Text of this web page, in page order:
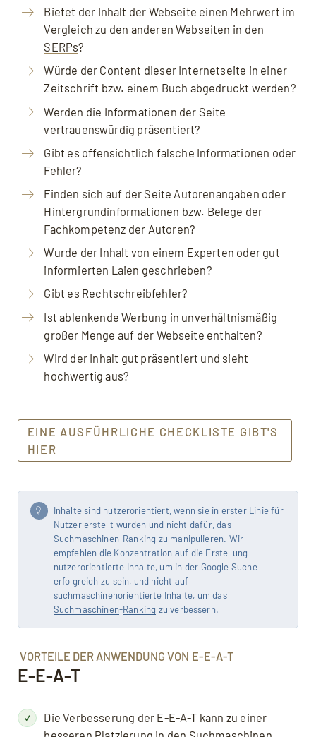
Bietet der Inhalt der Webseite einen Mehrwert im
Vergleich zu den anderen Webseiten in den
SERPs?
Würde der Content dieser Internetseite in einer
Zeitschrift bzw. einem Buch abgedruckt werden?
Werden die Informationen der Seite
vertrauenswürdig präsentiert?
Gibt es offensichtlich falsche Informationen oder
Fehler?
Finden sich auf der Seite Autorenangaben oder
Hintergrundinformationen bzw. Belege der
Fachkompetenz der Autoren?
Wurde der Inhalt von einem Experten oder gut
informierten Laien geschrieben?
Gibt es Rechtschreibfehler?
Ist ablenkende Werbung in unverhältnismäßig
großer Menge auf der Webseite enthalten?
Wird der Inhalt gut präsentiert und sieht
hochwertig aus?
EINE AUSFÜHRLICHE CHECKLISTE GIBT'S
HIER
Inhalte sind nutzerorientiert, wenn sie in erster Linie für
Nutzer erstellt wurden und nicht dafür, das
Suchmaschinen-Ranking zu manipulieren. Wir
empfehlen die Konzentration auf die Erstellung
nutzerorientierte Inhalte, um in der Google Suche
erfolgreich zu sein, und nicht auf
suchmaschinenorientierte Inhalte, um das
Suchmaschinen-Ranking zu verbessern.
VORTEILE DER ANWENDUNG VON E-E-A-T
E-E-A-T
Die Verbesserung der E-E-A-T kann zu einer